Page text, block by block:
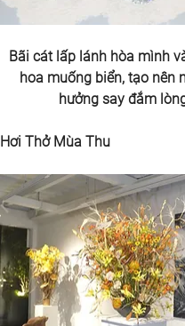
Bãi cát lấp lánh hòa mình
hoa muống biển, tạo nên
hưởng say đắm
Hơi Thở Mùa Thu